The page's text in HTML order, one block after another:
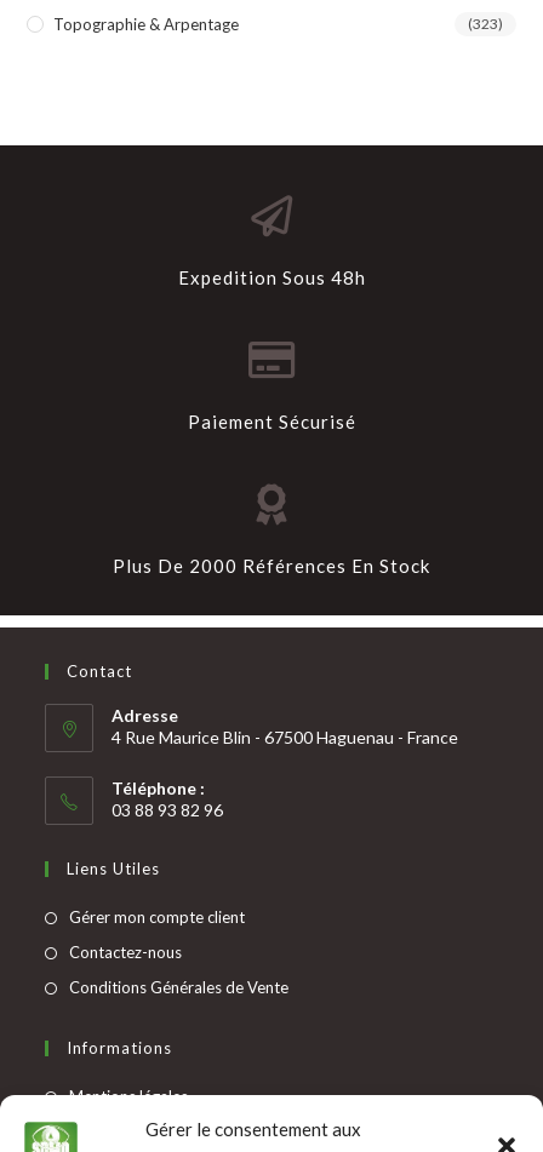
Gérer le consentement aux
Topographie & Arpentage (323)
Expedition Sous 48h
Paiement Sécurisé
Plus De 2000 Références En Stock
Contact
Adresse
4 Rue Maurice Blin - 67500 Haguenau - France
Téléphone :
03 88 93 82 96
Liens Utiles
Gérer mon compte client
Contactez-nous
Conditions Générales de Vente
Informations
Mentions légales
Protection des données